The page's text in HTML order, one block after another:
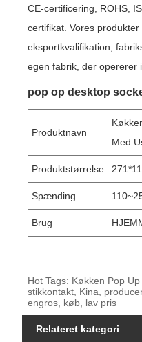
CE-certificering, ROHS,
certifikat. Vores
eksportkvalifikation,
egen fabrik, der opererer
pop op desktop
Produktnavn
Med
Produktstørrelse
Spænding
Brug
Hot Tags: Køkken Pop
stikkontakt, Kina,
engros, køb, lav pris
Relateret kategori